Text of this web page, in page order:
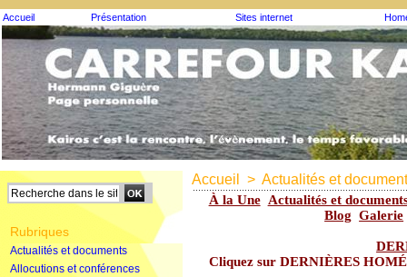
Accueil Présentation Sites internet
Rubriques
Actualités et documents
Allocutions et conférences
Accueil > Actualités et
À la Une Actualités et
Blog Galerie
Cliquez sur DERNIÈRES